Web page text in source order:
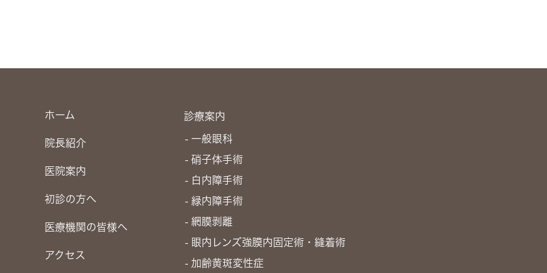
ホーム
院長紹介
医院案内
初診の方へ
医療機関の皆様へ
アクセス
診療案内
一般眼科
硝子体手術
白内障手術
緑内障手術
網膜剥離
眼内レンズ強膜内固定術・縫着術
加齢黄斑変性症